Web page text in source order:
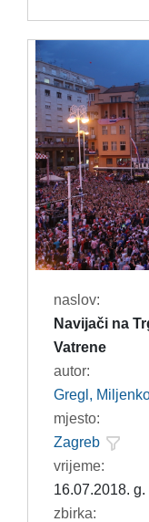
naslov:
Navijači na
Vatrene
autor:
Gregl,
mjesto:
Zagreb
vrijeme:
16.07.2018. g.
zbirka: